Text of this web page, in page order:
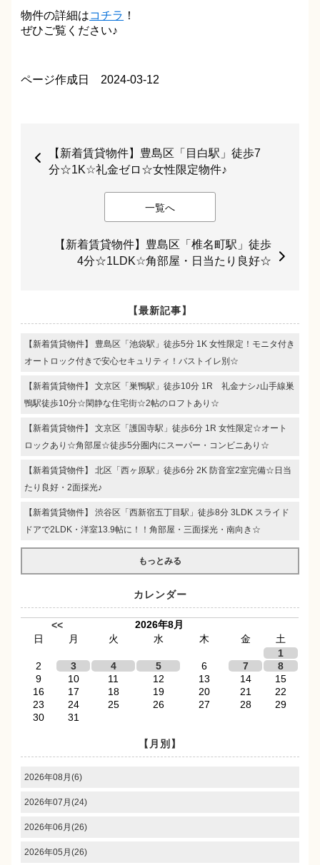
物件の詳細はコチラ ！
ぜひご覧ください♪​​​​​​
ページ作成日 2024-03-12
【新着賃貸物件】豊島区「目白駅」徒歩7
分☆1K☆礼金ゼロ☆女性限定物件♪
一覧へ
【新着賃貸物件】豊島区「椎名町駅」徒歩
4分☆1LDK☆角部屋・日当たり良好☆
【最新記事】
【新着賃貸物件】 豊島区「池袋駅」徒歩5分 1K 女性限定！モニタ付き
オートロック付きで安心セキュリティ！バストイレ別☆
【新着賃貸物件】 文京区「巣鴨駅」徒歩10分 1R 礼金ナシ♪山手線巣
鴨駅徒歩10分☆閑静な住宅街☆2帖のロフトあり☆
【新着賃貸物件】 文京区「護国寺駅」徒歩6分 1R 女性限定☆オート
ロックあり☆角部屋☆徒歩5分圏内にスーパー・コンビニあり☆
【新着賃貸物件】 北区「西ヶ原駅」徒歩6分 2K 防音室2室完備☆日当
たり良好・2面採光♪
【新着賃貸物件】 渋谷区「西新宿五丁目駅」徒歩8分 3LDK スライド
ドアで2LDK・洋室13.9帖に！！角部屋・三面採光・南向き☆
もっとみる
カレンダー
<<
2026年8月
日
月 火 水 木 金
土
1
2
3 4 5 6 7
8
9
10 11 12 13 14
15
16
17 18 19 20 21
22
23
24 25 26 27 28
29
30
31
【月別】
2026年08月(6)
2026年07月(24)
2026年06月(26)
2026年05月(26)